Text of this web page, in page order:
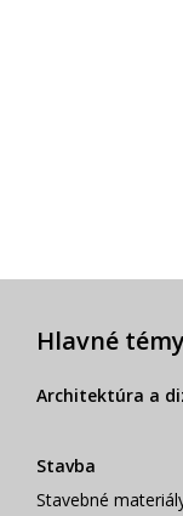
Hlavné témy
Architektúra a
Stavba
Stavebné